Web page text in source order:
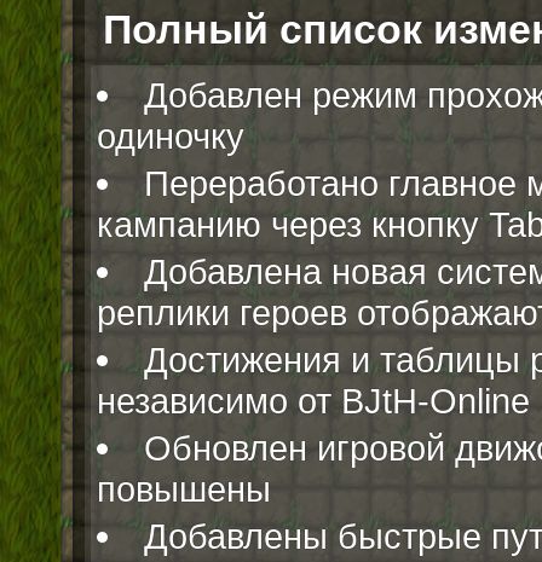
Полный список
Добавлен режим
одиночку
Переработано
кампанию через кнопку
Добавлена новая
реплики героев
Достижения и таблицы
независимо от BJtH-Online
Обновлен игровой
повышены
Добавлены быстрые